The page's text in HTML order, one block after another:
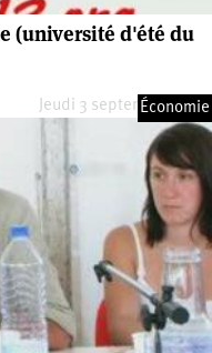
(université d'été du
Jeudi 3 septembre 2009
Économie